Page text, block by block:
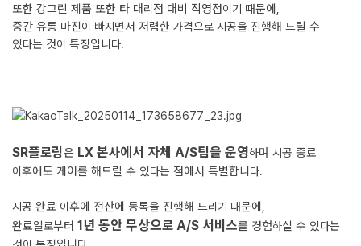
또한 강그린 제품 또한 타 대리점 대비 직영점이기 때문에,
중간 유통 마진이 빠지면서 저렴한 가격으로 시공을 진행해 드릴 수
있다는 것이 특징입니다.
SR플로링은 LX 본사에서 자체 A/S팀을 운영하며 시공 종료
이후에도 케어를 해드릴 수 있다는 점에서 특별합니다.
시공 완료 이후에 전산에 등록을 진행해 드리기 때문에,
완료일로부터 1년 동안 무상으로 A/S 서비스를 경험하실 수 있다는